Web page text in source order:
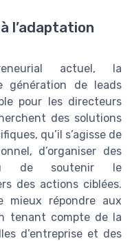
l’adaptation
actuel, la
génération de leads
pour les directeurs
des solutions
qu’il s’agisse de
d’organiser des
de soutenir le
des actions ciblées.
mieux répondre aux
tenant compte de la
d’entreprise et des